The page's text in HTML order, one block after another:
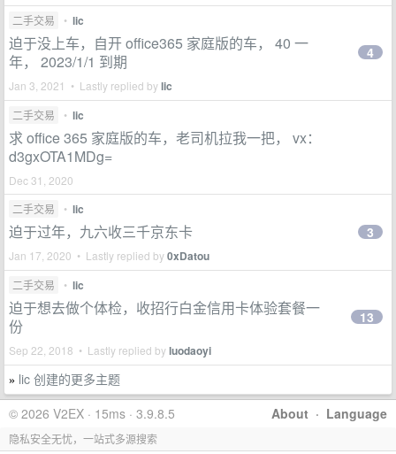
二手交易 • lic
迫于没上车，自开 office365 家庭版的车， 40 一
年， 2023/1/1 到期
Jan 3, 2021 • Lastly replied bylic
4
二手交易 • lic
求 office 365 家庭版的车，老司机拉我一把， vx：
d3gxOTA1MDg=
Dec 31, 2020
二手交易
• lic
迫于过年，九六收三千京东卡
Jan 17, 2020 • Lastly replied by0xDatou
3
二手交易 • lic
迫于想去做个体检，收招行白金信用卡体验套餐一
份
Sep 22, 2018 • Lastly replied byluodaoyi
13
» lic 创建的更多主题
About · Language
© 2026 V2EX · 15ms · 3.9.8.5
隐私安全无忧，一站式多源搜索